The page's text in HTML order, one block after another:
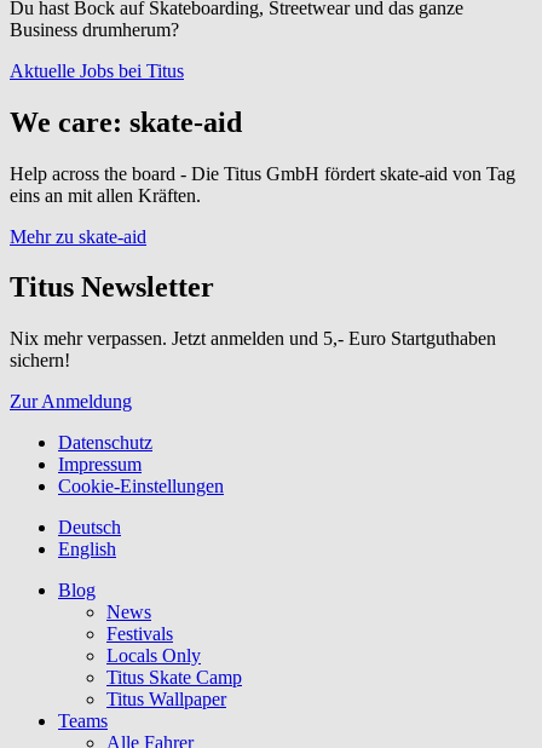
Du hast Bock auf Skateboarding, Streetwear und das ganze
Business drumherum?
Aktuelle Jobs bei Titus
We care: skate-aid
Help across the board - Die Titus GmbH fördert skate-aid von Tag
eins an mit allen Kräften.
Mehr zu skate-aid
Titus Newsletter
Nix mehr verpassen. Jetzt anmelden und 5,- Euro Startguthaben
sichern!
Zur Anmeldung
Datenschutz
Impressum
Cookie-Einstellungen
Deutsch
English
Blog
News
Festivals
Locals Only
Titus Skate Camp
Titus Wallpaper
Teams
Alle Fahrer